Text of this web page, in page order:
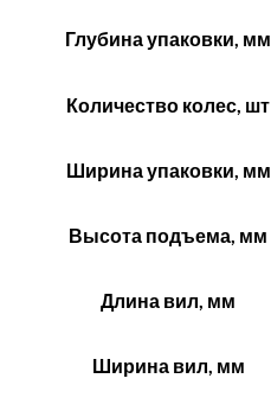
Глубина упаковки, мм
Количество колес, шт
Ширина упаковки, мм
Высота подъема, мм
Длина вил, мм
Ширина вил, мм